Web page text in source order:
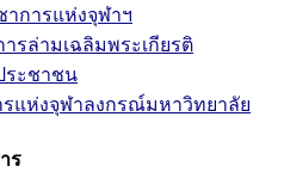
การแห่งจุฬาฯ
รล่ามเฉลิมพระเกียรติ
ระชาชน
แห่งจุฬาลงกรณ์มหาวิทยาลัย
ร